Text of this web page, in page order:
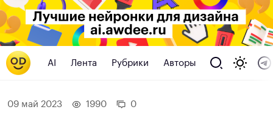
AI Лента Рубрики Авторы
09 май 2023 1990 0